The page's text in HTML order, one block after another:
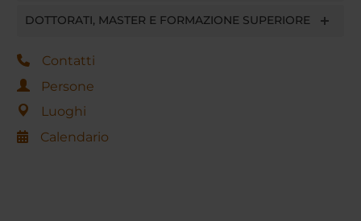
DOTTORATI, MASTER E FORMAZIONE SUPERIORE
Contatti
Persone
Luoghi
Calendario